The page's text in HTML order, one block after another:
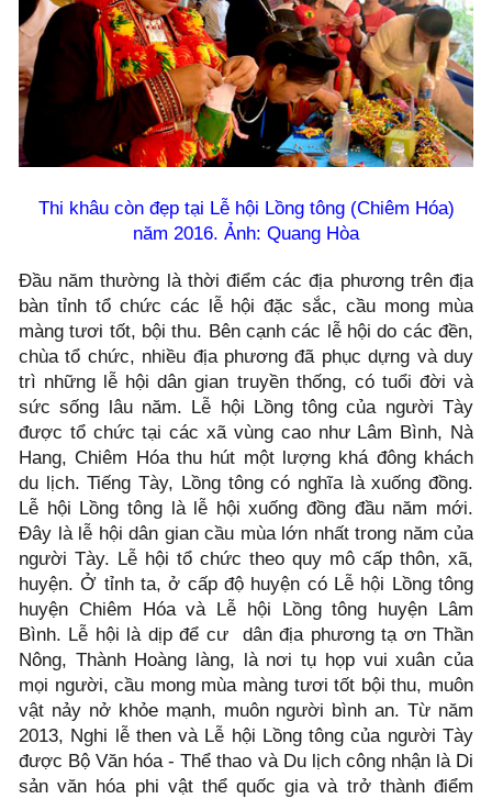
Thi khâu còn đẹp tại Lễ hội Lồng tông (Chiêm Hóa)
năm 2016. Ảnh: Quang Hòa
Đầu năm thường là thời điểm các địa phương trên địa
bàn tỉnh tổ chức các lễ hội đặc sắc, cầu mong mùa
màng tươi tốt, bội thu. Bên cạnh các lễ hội do các đền,
chùa tổ chức, nhiều địa phương đã phục dựng và duy
trì những lễ hội dân gian truyền thống, có tuổi đời và
sức sống lâu năm. Lễ hội Lồng tông của người Tày
được tổ chức tại các xã vùng cao như Lâm Bình, Nà
Hang, Chiêm Hóa thu hút một lượng khá đông khách
du lịch. Tiếng Tày, Lồng tông có nghĩa là xuống đồng.
Lễ hội Lồng tông là lễ hội xuống đồng đầu năm mới.
Đây là lễ hội dân gian cầu mùa lớn nhất trong năm của
người Tày. Lễ hội tổ chức theo quy mô cấp thôn, xã,
huyện. Ở tỉnh ta, ở cấp độ huyện có Lễ hội Lồng tông
huyện Chiêm Hóa và Lễ hội Lồng tông huyện Lâm
Bình. Lễ hội là dịp để cư dân địa phương tạ ơn Thần
Nông, Thành Hoàng làng, là nơi tụ họp vui xuân của
mọi người, cầu mong mùa màng tươi tốt bội thu, muôn
vật nảy nở khỏe mạnh, muôn người bình an. Từ năm
2013, Nghi lễ then và Lễ hội Lồng tông của người Tày
được Bộ Văn hóa - Thể thao và Du lịch công nhận là Di
sản văn hóa phi vật thể quốc gia và trở thành điểm